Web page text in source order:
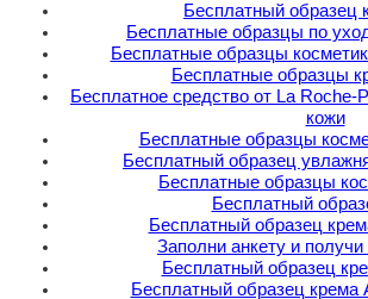
Бесплатный образец
Бесплатные образцы по
Бесплатные образцы
Бесплатные образцы
Бесплатное средство от La Roche-
кожи
Бесплатные образцы
Бесплатный образец
Бесплатные образцы
Бесплатный
Бесплатный образец
Заполни анкету и
Бесплатный образец
Бесплатный образец крема